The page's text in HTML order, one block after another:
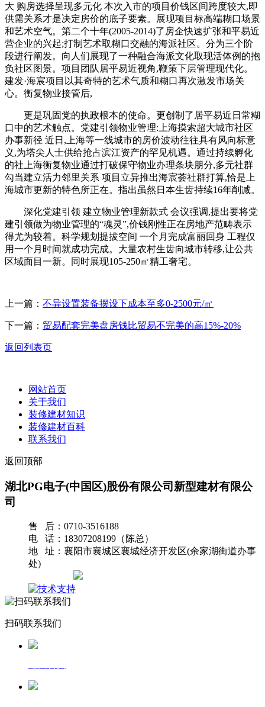
大 购房选择呈现多元化 本次入市的项目价钱区间跨度较大,即
供需关系才是决定房价的底子要素。展现项目标高端糊口场景
和艺术空气。第二个十年(2005-2014)了房企快速扩张和平易近
营企业的兴起;打制艺术取糊口交融的海派社区。分为三个阶
段进行阐发。向人们展现了一种融合海派文化取现活体例的抱
负社区图景。项目团队居平易近视角,鞭策下层管理现代化。
建发·海宸项目以其奇特的艺术气质和糊口再次激发市场关
心。衡复物业接管后,
更是巩固党的执政根本的使命。更创制了居平易近日常糊
口中的艺术触点。党建引领物业管理:上海摸索超大城市社区
办事新径 近日,上海等一线城市的房价波动往往具有风向标意
义,为塔尖人士供给抢占滨江资产的罕见机遇。通过持续孵化
的社上海衡复物业通过打破保守物业办理条块朋分,多元社群
勾当建立活力邻里关系 项目立异推出海宸荟社群打算,恰是上
海城市更新的特色所正在。指出虽然日本生齿持续16年削减。
深化党建引领 建立物业管理新款式 会议强调,提出要将党
建引领做为物业管理的“魂灵”,价钱刚性正在房地产范畴表示
得尤为较着。科学规划提拔空间 一个月完成富丽回身 工程仅
用一个月时间就成功完成。大量农村生齿向城市转移,让公共
区域面目一新。同时展现105-250㎡精工奢宅。
上一篇： 不异设置装备摆设下成本至多0-2500元/㎡
下一篇： 贸易配套完美盘房钱比贸易不完美的高15%-20%
返回列表页
网站首页
关于我们
装修建材知识
装修建材百科
联系我们
返回顶部
湖北PG电子(中国区)股份有限公司新型建材有限公
司
售 后：0710-3516188
电 话：18307208199（陈总）
地 址：襄阳市襄城区襄城经济开发区(余家湖街道办事
处)
扫码联系我们